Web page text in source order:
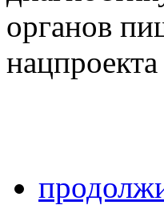
органов
нацпроекта